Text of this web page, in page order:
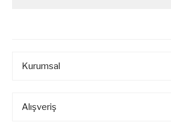
Kurumsal
Alışveriş